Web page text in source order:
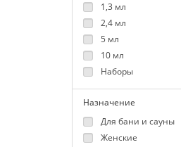
1,3 мл
2,4 мл
5 мл
10 мл
Наборы
Назначение
Для бани и сауны
Женские